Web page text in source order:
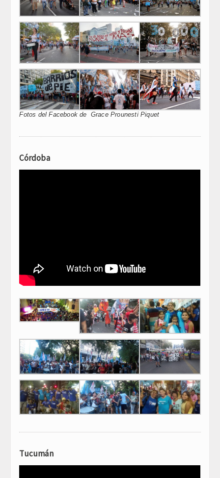
Fotos del Facebook de Grace Prounesti Piquet
Córdoba
Tucumán